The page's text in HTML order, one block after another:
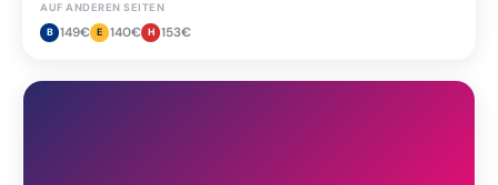
AUF ANDEREN SEITEN
B 149€ E 140€ H 153€